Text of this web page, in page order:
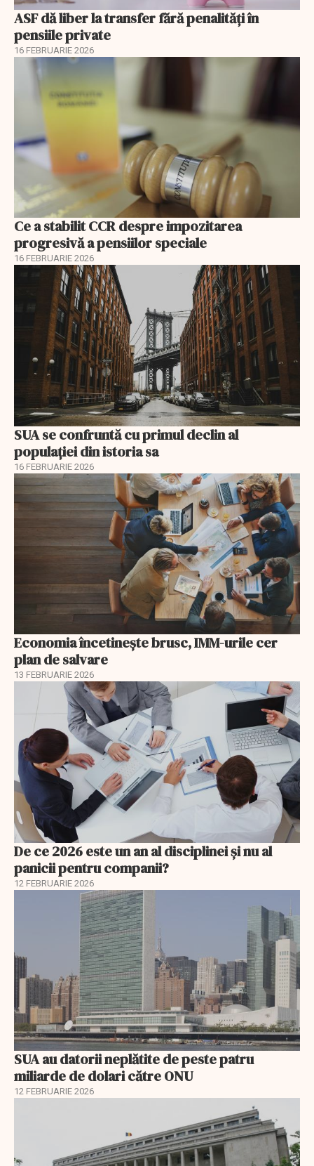
ASF dă liber la transfer fără penalități în
pensiile private
16 FEBRUARIE 2026
Ce a stabilit CCR despre impozitarea
progresivă a pensiilor speciale
16 FEBRUARIE 2026
SUA se confruntă cu primul declin al
populației din istoria sa
16 FEBRUARIE 2026
Economia încetinește brusc, IMM-urile cer
plan de salvare
13 FEBRUARIE 2026
De ce 2026 este un an al disciplinei și nu al
panicii pentru companii?
12 FEBRUARIE 2026
SUA au datorii neplătite de peste patru
miliarde de dolari către ONU
12 FEBRUARIE 2026